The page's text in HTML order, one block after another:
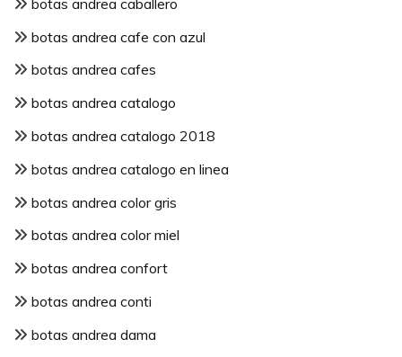
botas andrea cafe con azul
botas andrea cafes
botas andrea catalogo
botas andrea catalogo 2018
botas andrea catalogo en linea
botas andrea color gris
botas andrea color miel
botas andrea confort
botas andrea conti
botas andrea dama